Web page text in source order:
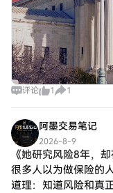
评论 1 1
阿墨交易笔记
2026-8-9
《她研究风险8年，
很多人以为做保险的
道理：知道风险和真